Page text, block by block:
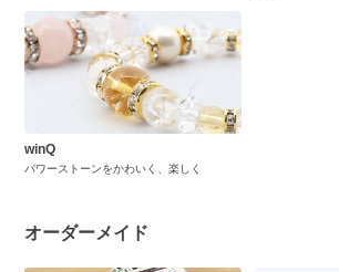
winQ
パワーストーンをかわいく、楽しく
オーダーメイド